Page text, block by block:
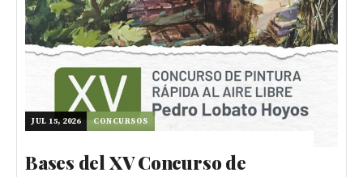
JUL 15, 2026 CONCURSOS
Bases del XV Concurso de